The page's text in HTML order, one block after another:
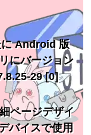
に Android 版
にバージョン
29 [0]
ページデザイ
バイスで使用